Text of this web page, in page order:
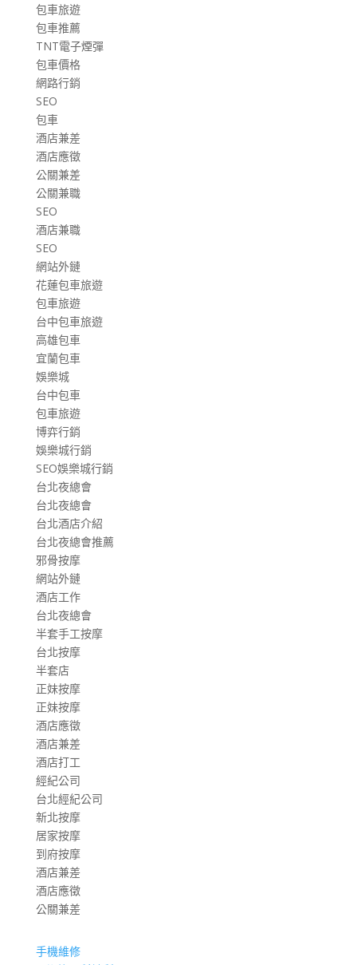
包車旅遊
包車推薦
TNT電子煙彈
包車價格
網路行銷
SEO
包車
酒店兼差
酒店應徵
公關兼差
公關兼職
SEO
酒店兼職
SEO
網站外鏈
花蓮包車旅遊
包車旅遊
台中包車旅遊
高雄包車
宜蘭包車
娛樂城
台中包車
包車旅遊
博弈行銷
娛樂城行銷
SEO娛樂城行銷
台北夜總會
台北夜總會
台北酒店介紹
台北夜總會推薦
邪骨按摩
網站外鏈
酒店工作
台北夜總會
半套手工按摩
台北按摩
半套店
正妹按摩
正妹按摩
酒店應徵
酒店兼差
酒店打工
經紀公司
台北經紀公司
新北按摩
居家按摩
到府按摩
酒店兼差
酒店應徵
公關兼差
手機維修